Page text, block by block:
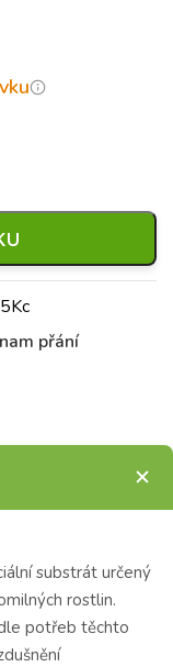
přání
substrát určený
rostlin.
potřeb těchto